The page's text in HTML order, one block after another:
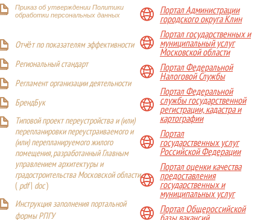
Приказ об утверждении Политики
обработки персональных данных
Отчёт по показателям эффективности
Региональный стандарт
Регламент организации деятельности
БрендБук
Типовой проект переустройства и (или)
перепланировки переустраиваемого и
(или) перепланируемого жилого
помещения, разработанный Главным
управлением архитектуры и
градостроительства Московской области
(pdf| doc)
Инструкция заполнения портальной
формы РПГУ
Портал Администрации
городского округа Клин
Портал государственных и
муниципальный услуг
Московской области
Портал Федеральной
Налоговой Службы
Портал Федеральной
службы государственной
регистрации, кадастра и
картографии
Портал
государственных услуг
Российской Федерации
Портал оценки качества
предоставления
государственных и
муниципальных услуг
Портал Общероссийской